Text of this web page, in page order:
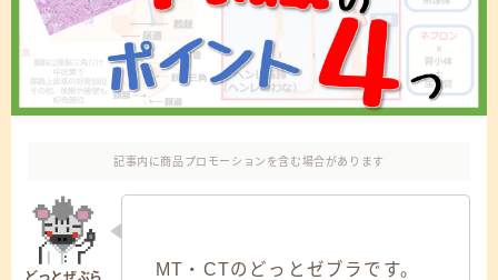
細胞検査士試験用タイマー
記事内に商品プロモーションを含む場合があります
MT・CTのどっとゼブラです。